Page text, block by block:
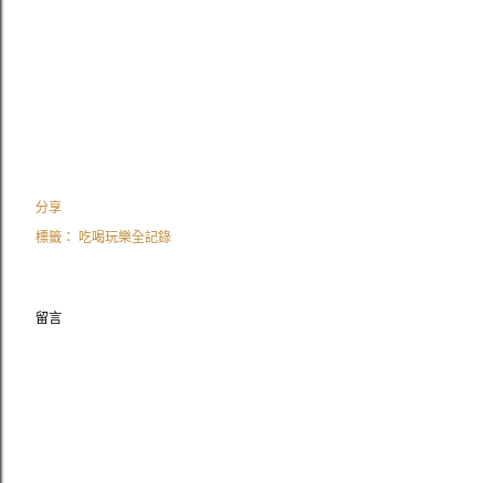
分享
標籤： 吃喝玩樂全記錄
留言